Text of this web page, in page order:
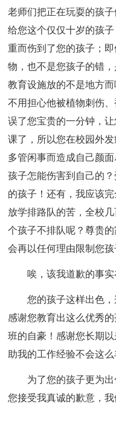
老师们把正在玩耍的孩
给您这个仅仅十岁的孩
重而伤到了您的孩子；
物，也不是您孩子的错
教育设施放的不是地方
不用担心他被植物刺伤
误了您宝贵的一分钟，
课了，所以您在校园外
多管闲事而造成自己颜
孩子怎能伤害到自己的
的孩子！还有，我应该
放学排路队的苦，全校
个孩子不排队呢？尊贵
会再以任何理由限制您孩
唉，该我道歉的事
您的孩子这样出色
感谢您教育出这么优秀
班的自豪！感谢您长期
助我的工作经验不会这么
为了您的孩子更为
您接受我真诚的歉意，